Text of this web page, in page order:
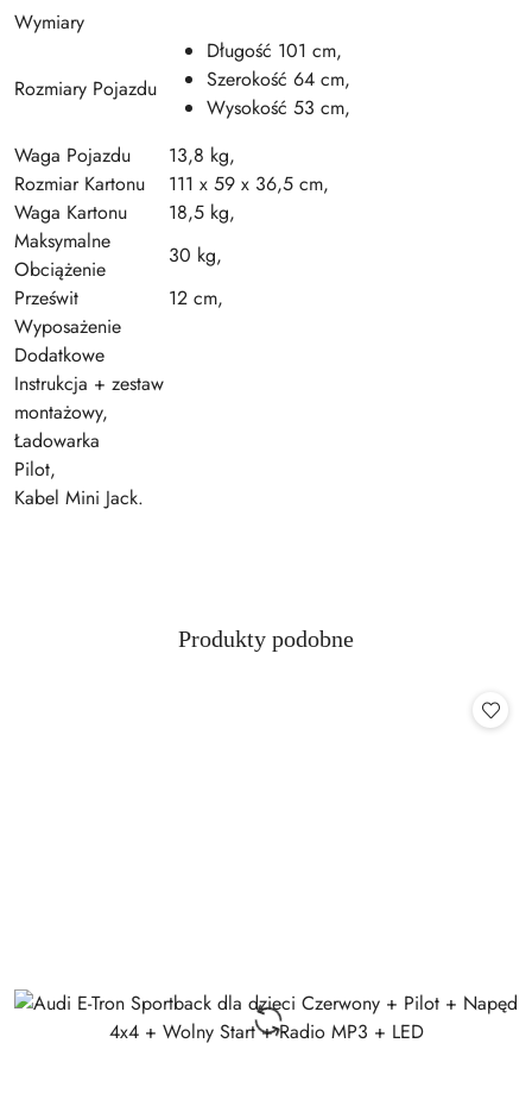
Wymiary
Rozmiary Pojazdu
Długość 101 cm,
Szerokość 64 cm,
Wysokość 53 cm,
Waga Pojazdu
13,8 kg,
Rozmiar Kartonu
111 x 59 x 36,5 cm,
Waga Kartonu
18,5 kg,
Maksymalne
Obciążenie
30 kg,
Prześwit
12 cm,
Wyposażenie
Dodatkowe
Instrukcja + zestaw
montażowy,
Ładowarka
Pilot,
Kabel Mini Jack.
Pomiń karuzelę produktów
Produkty
Produkty podobne